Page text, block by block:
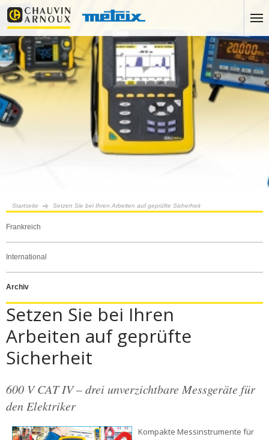
Startseite Setzen Sie bei Ihren Arbeiten auf geprüfte Sicherheit
Frankreich
International
Archiv
Setzen Sie bei Ihren
Arbeiten auf geprüfte
Sicherheit
600 V CAT IV – drei unverzichtbare Messgeräte für
den Elektriker
Kompakte Messinstrumente für